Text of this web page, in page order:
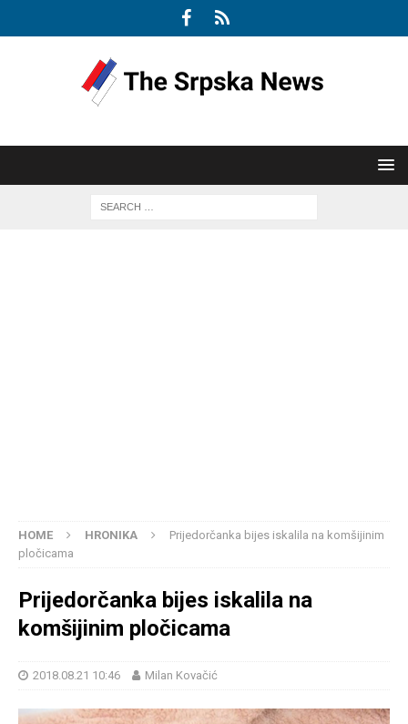
HOME HRONIKA
Prijedorčanka bijes iskalila na komšijinim
pločicama
Prijedorčanka bijes iskalila na
komšijinim pločicama
2018.08.21 10:46 Milan Kovačić